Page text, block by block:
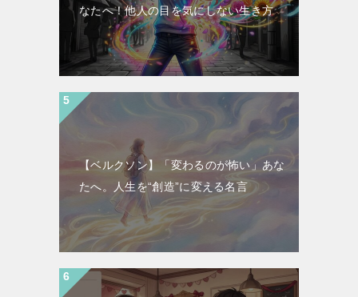
なたへ！他人の目を気にしない生き方
【ベルクソン】「変わるのが怖い」あな
たへ。人生を“創造”に変える名言